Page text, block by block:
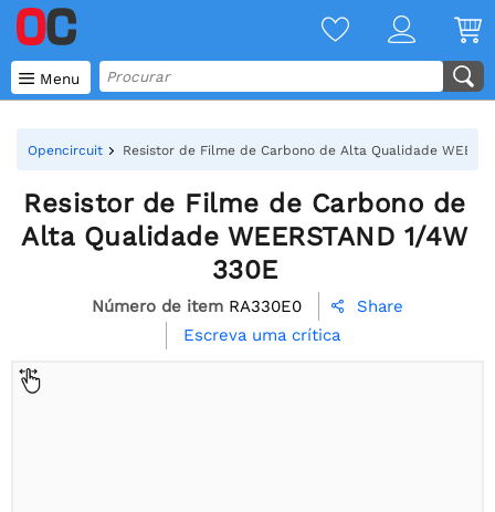
 Menu
Opencircuit Resistor de Filme de Carbono de Alta Qualidade
Resistor de Filme de Carbono de
Alta Qualidade WEERSTAND 1/4W
330E
Número de item RA330E0 
Share
Escreva uma crítica